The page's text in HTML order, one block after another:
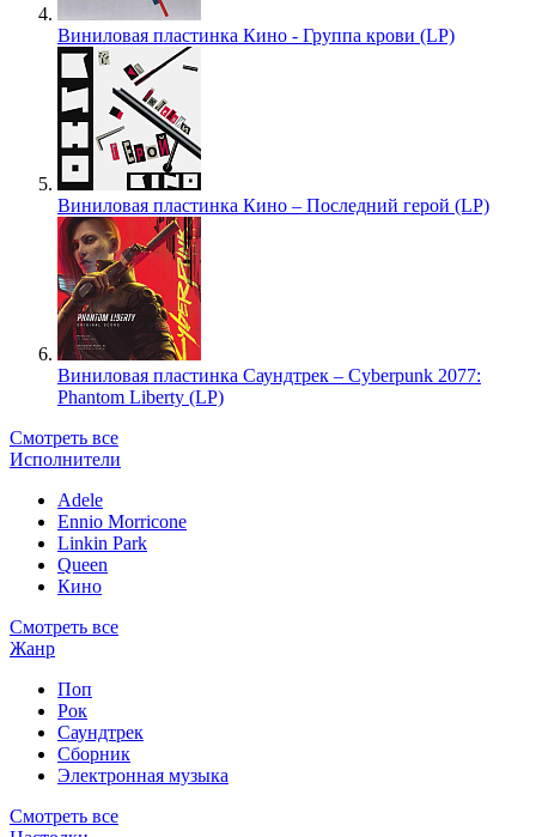
Виниловая пластинка Кино - Группа крови (LP)
Виниловая пластинка Кино – Последний герой (LP)
Виниловая пластинка Саундтрек – Cyberpunk 2077:
Phantom Liberty (LP)
Смотреть все
Исполнители
Adele
Ennio Morricone
Linkin Park
Queen
Кино
Смотреть все
Жанр
Поп
Рок
Саундтрек
Сборник
Электронная музыка
Смотреть все